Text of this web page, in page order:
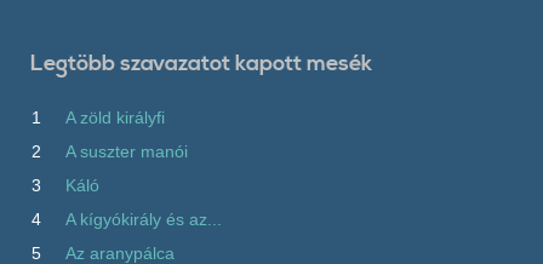
Legtöbb szavazatot kapott mesék
1
A zöld királyfi
2
A suszter manói
3
Káló
4
A kígyókirály és az...
5
Az aranypálca